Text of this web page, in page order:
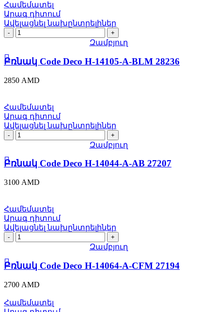
Համեմատել
Արագ դիտում
Ավելացնել նախընտրելիներ
Բռնակ
Code
H-
14105-
BLM
quantity
Զամբյուղ
Բռնակ Code Deco H-14105-A-BLM 28236
2850 AMD
Համեմատել
Արագ դիտում
Ավելացնել նախընտրելիներ
Բռնակ
Code
H-
14044-
A-
AB
quantity
Զամբյուղ
Բռնակ Code Deco H-14044-A-AB 27207
3100 AMD
Համեմատել
Արագ դիտում
Ավելացնել նախընտրելիներ
Բռնակ
Code
H-
14064-
CFM
27194
quantity
Զամբյուղ
Բռնակ Code Deco H-14064-A-CFM 27194
2700 AMD
Համեմատել